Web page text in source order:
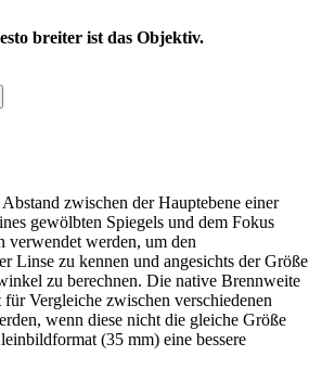
breiter ist das Objektiv.
zwischen der Hauptebene einer
gewölbten Spiegels und dem Fokus
verwendet werden, um den
Linse zu kennen und angesichts der Größe
zu berechnen. Die native Brennweite
für Vergleiche zwischen verschiedenen
wenn diese nicht die gleiche Größe
(35 mm) eine bessere